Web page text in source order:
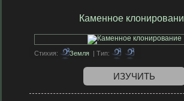
Каменное
Стихия: Земля | Тип:
ИЗУЧИТЬ